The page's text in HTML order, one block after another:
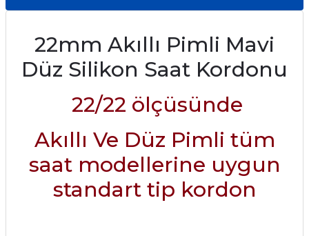
22mm Akıllı Pimli Mavi
Düz Silikon Saat Kordonu
22/22 ölçüsünde
Akıllı Ve Düz Pimli tüm
saat modellerine uygun
standart tip kordon